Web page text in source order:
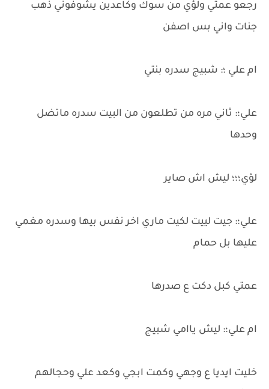
رجعو عمتي ولؤي من سوك وكاعدين يشوفوني ذهب
جنات واني بس اصفن
ام علي ؛: شبيج سدره بنتي
علي؛: ثاني مره من تطلعون من البيت سدره ماتضل
وحدها
لؤي؛؛؛ ليش اش صاير
علي؛: جيت لييت لكيت ماري اخر نفس بيها وسدره مغمي
عليها بل حمام
عمتي كبل دكت ع صدرها
ام علي؛: ليش ياامي شبيج
خليت ايديا ع وجهي وكمت ابجي وكعد علي وحجالهم